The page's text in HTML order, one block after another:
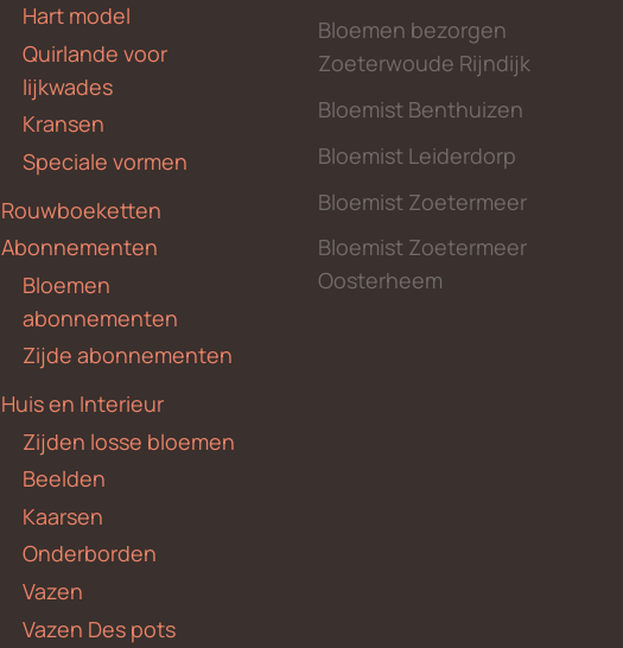
Hart model
Quirlande voor
lijkwades
Kransen
Speciale vormen
Rouwboeketten
Abonnementen
Bloemen
abonnementen
Zijde abonnementen
Huis en Interieur
Zijden losse bloemen
Beelden
Kaarsen
Onderborden
Vazen
Vazen Des pots
Bloemen bezorgen
Zoeterwoude Rijndijk
Bloemist Benthuizen
Bloemist Leiderdorp
Bloemist Zoetermeer
Bloemist Zoetermeer
Oosterheem